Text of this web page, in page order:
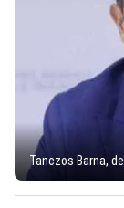
Tanczos Barna,